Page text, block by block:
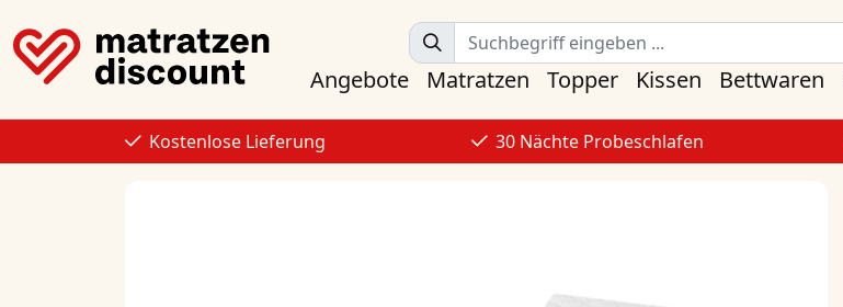
Angebote Matratzen Topper Kissen Bettwaren
Kostenlose Lieferung 30 Nächte Probeschlafen